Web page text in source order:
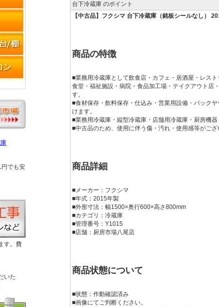
円でも安
す。費
いた
台下冷蔵庫 のポイント
【中古品】フクシマ 台下冷蔵庫（銘板シールなし）
商品の特徴
■業務用冷蔵庫として飲食店・カフェ・居酒屋・レス
食堂・福祉施設・病院・食品加工場・テイクアウト店
す。
■食材保存・飲料保存・仕込み・営業用設備・バック
けます。
■業務用冷蔵庫・縦型冷蔵庫・店舗用冷蔵庫・厨房機
■中古品のため、使用に伴う傷・汚れ・使用感等がござ
商品詳細
■メーカー：フクシマ
■年式：2015年製
■外形寸法：幅1500×奥行600×高さ800mm
■カテゴリ：冷蔵庫
■管理番号：Y1015
■店舗：厨房市場八尾店
商品状態について
■状態：作動確認済み
■画像にてご判断ください。